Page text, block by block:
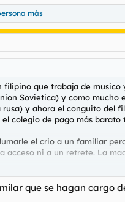
más
filipino que trabaja de
Sovietica) y como mucho
y ahora el conguito del
colegio de pago más
el crio a un familiar
acceso ni a un retrete. La
además de arrepentirse de
que se hagan cargo